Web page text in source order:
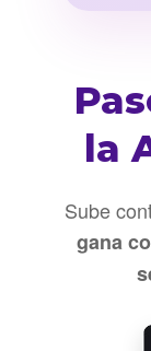
la
Sube
gana